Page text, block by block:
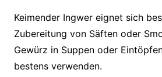
Keimender Ingwer eignet sich
Zubereitung von Säften oder
Gewürz in Suppen oder
bestens verwenden.